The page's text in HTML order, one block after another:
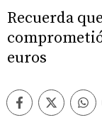
Recuerda
euros
FacebookTwitter